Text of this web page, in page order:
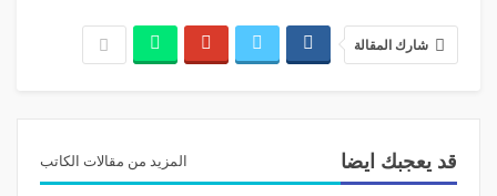
ضربة كبيرة
وكثيرة الفوائد.
شارك المقالة
قد يعجبك ايضا المزيد من مقالات الكاتب